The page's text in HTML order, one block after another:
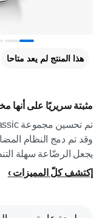
مثبتة سريريًا على أنها
وقد تم دمج النظام
يجعل الرضّاعة سهلة
إكتشف كلّ المميزات
هذا المنتج لم يعد متاحا